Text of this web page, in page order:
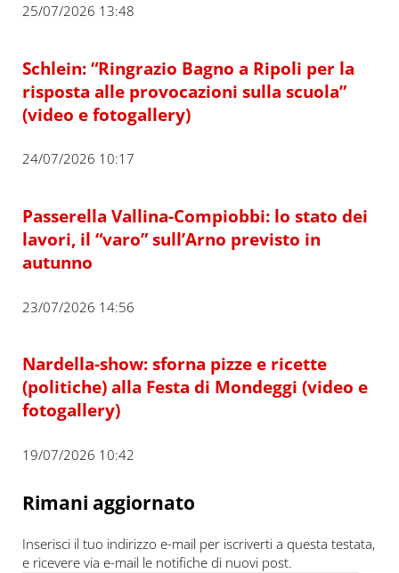
25/07/2026 13:48
Schlein: “Ringrazio Bagno a Ripoli per la
risposta alle provocazioni sulla scuola”
(video e fotogallery)
24/07/2026 10:17
Passerella Vallina-Compiobbi: lo stato dei
lavori, il “varo” sull’Arno previsto in
autunno
23/07/2026 14:56
Nardella-show: sforna pizze e ricette
(politiche) alla Festa di Mondeggi (video e
fotogallery)
19/07/2026 10:42
Rimani aggiornato
Inserisci il tuo indirizzo e-mail per iscriverti a questa testata,
e ricevere via e-mail le notifiche di nuovi post.